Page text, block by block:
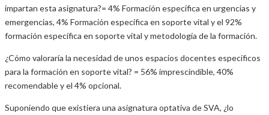
impartan esta asignatura?= 4% Formación específica en urgencias y
emergencias, 4% Formación específica en soporte vital y el 92%
formación específica en soporte vital y metodología de la formación.
¿Cómo valoraría la necesidad de unos espacios docentes específicos
para la formación en soporte vital? = 56% imprescindible, 40%
recomendable y el 4% opcional.
Suponiendo que existiera una asignatura optativa de SVA, ¿lo